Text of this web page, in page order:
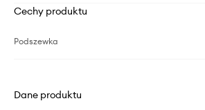
Cechy produktu
Podszewka
Dane produktu